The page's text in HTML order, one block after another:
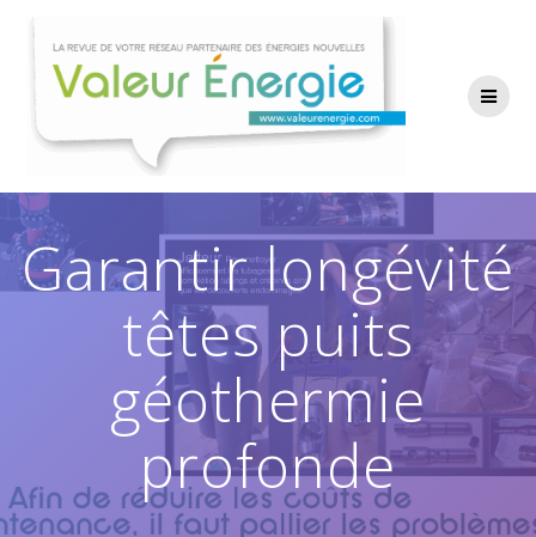
contenu
Garantir longévité
têtes puits
géothermie
profonde